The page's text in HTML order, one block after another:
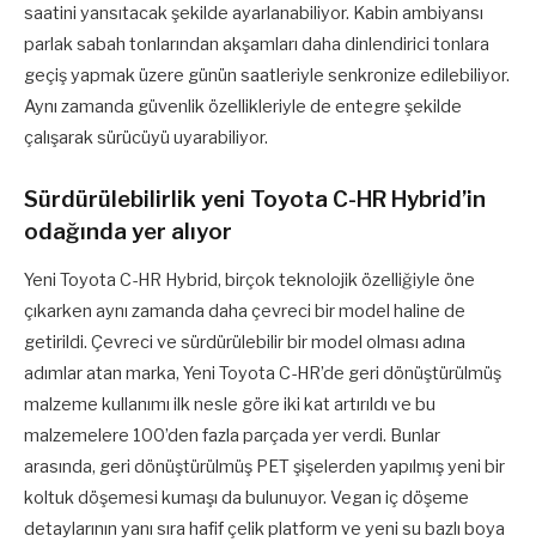
saatini yansıtacak şekilde ayarlanabiliyor. Kabin ambiyansı
parlak sabah tonlarından akşamları daha dinlendirici tonlara
geçiş yapmak üzere günün saatleriyle senkronize edilebiliyor.
Aynı zamanda güvenlik özellikleriyle de entegre şekilde
çalışarak sürücüyü uyarabiliyor.
Sürdürülebilirlik yeni Toyota C-HR Hybrid’in
odağında yer alıyor
Yeni Toyota C-HR Hybrid, birçok teknolojik özelliğiyle öne
çıkarken aynı zamanda daha çevreci bir model haline de
getirildi. Çevreci ve sürdürülebilir bir model olması adına
adımlar atan marka, Yeni Toyota C-HR’de geri dönüştürülmüş
malzeme kullanımı ilk nesle göre iki kat artırıldı ve bu
malzemelere 100’den fazla parçada yer verdi. Bunlar
arasında, geri dönüştürülmüş PET şişelerden yapılmış yeni bir
koltuk döşemesi kumaşı da bulunuyor. Vegan iç döşeme
detaylarının yanı sıra hafif çelik platform ve yeni su bazlı boya